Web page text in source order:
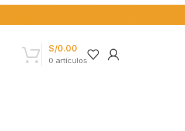
0 artículos
S/0.00